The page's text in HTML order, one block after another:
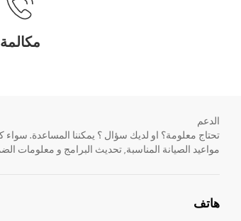
مكالمة
الدعم
مواعيد الصيانة المناسبة, تحديث البرامج و معلومات
هاتف